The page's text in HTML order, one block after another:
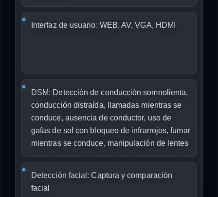
Interfaz de usuario: WEB, AV, VGA, HDMI
DSM: Detección de conducción somnolienta,
conducción distraída, llamadas mientras se
conduce, ausencia de conductor, uso de
gafas de sol con bloqueo de infrarrojos, fumar
mientras se conduce, manipulación de lentes
Detección facial: Captura y comparación
facial